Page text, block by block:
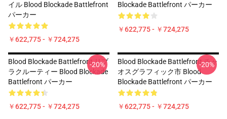
イル Blood Blockade Battlefront
パーカー
￥622,775 - ￥724,275
Blockade Battlefront パーカー
￥622,775 - ￥724,275
Blood Blockade Battlefront リブ
ラクルーティー Blood Blockade
Battlefront パーカー
￥622,775 - ￥724,275
-20%
Blood Blockade Battlefront チャ
オスグラフィック市 Blood
Blockade Battlefront パーカー
￥622,775 - ￥724,275
-20%